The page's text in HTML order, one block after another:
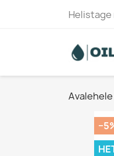
Helistage
Avalehele